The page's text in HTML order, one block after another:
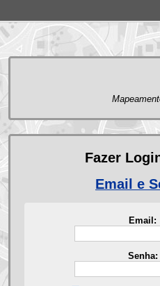
Fazer
Email e
Email:
Senha: